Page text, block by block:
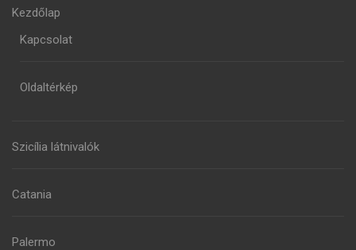
Kezdőlap
Kapcsolat
Oldaltérkép
Szicília látnivalók
Catania
Palermo